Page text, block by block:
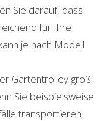
Sie darauf, dass
für Ihre
je nach Modell
Gartentrolley groß
Sie beispielsweise
transportieren